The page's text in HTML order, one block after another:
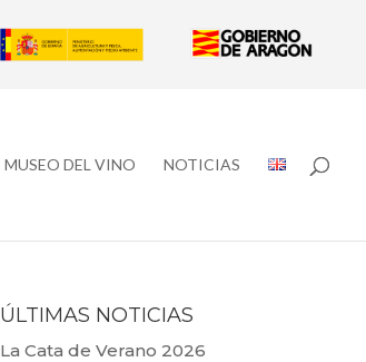
MUSEO DEL VINO NOTICIAS
ÚLTIMAS NOTICIAS
La Cata de Verano 2026